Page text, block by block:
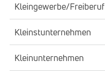
Kleingewerbe/Freiberuf
Kleinstunternehmen
Kleinunternehmen